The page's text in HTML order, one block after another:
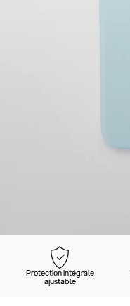
Protection intégrale
ajustable